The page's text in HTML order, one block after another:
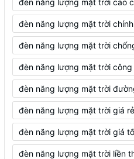
đèn năng lượng mặt trời cao
đèn năng lượng mặt trời
đèn năng lượng mặt trời
đèn năng lượng mặt trời công
đèn năng lượng mặt trời
đèn năng lượng mặt trời giá rẻ
đèn năng lượng mặt trời giá
đèn năng lượng mặt trời liền